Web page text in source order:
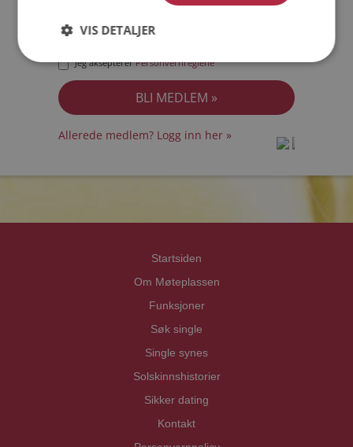
Jeg akseptererPersonvernreglene
Allerede medlem? Logg inn her »
Startsiden
Om Møteplassen
Funksjoner
Søk single
Single synes
Solskinnshistorier
Sikker dating
Kontakt
VIS DETALJER